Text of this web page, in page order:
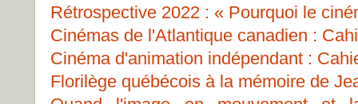
Rétrospective 2022 : « Pourquoi le
Cinémas de l'Atlantique canadien :
Cinéma d'animation indépendant :
Florilège québécois à la mémoire de